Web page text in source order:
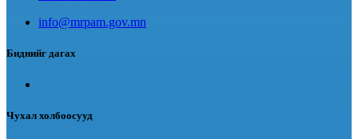
info@mrpam.gov.mn
Биднийг дагах
Чухал холбоосууд